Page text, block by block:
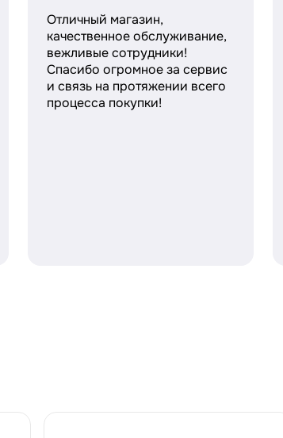
Отличный магазин,
качественное обслуживание,
вежливые сотрудники!
Спасибо огромное за сервис
и связь на протяжении всего
процесса покупки!